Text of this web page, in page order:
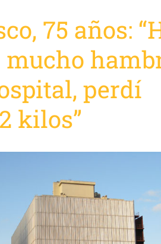
75 años:
mucho
perdí
kilos”